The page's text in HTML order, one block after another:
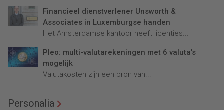
Financieel dienstverlener Unsworth &
Associates in Luxemburgse handen
Het Amsterdamse kantoor heeft licenties...
Pleo: multi-valutarekeningen met 6 valuta’s
mogelijk
Valutakosten zijn een bron van...
Personalia